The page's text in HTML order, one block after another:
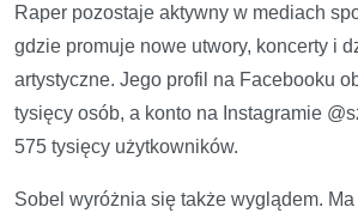
Raper pozostaje aktywny w mediach
gdzie promuje nowe utwory, koncerty i
artystyczne. Jego profil na Facebooku
tysięcy osób, a konto na Instagramie
575 tysięcy użytkowników.
Sobel wyróżnia się także wyglądem.